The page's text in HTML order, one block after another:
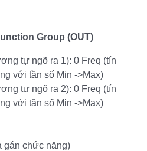
Group (OUT)
tự ngõ ra 1): 0 Freq (tín
với tần số Min ->Max)
tự ngõ ra 2): 0 Freq (tín
với tần số Min ->Max)
gán chức năng)